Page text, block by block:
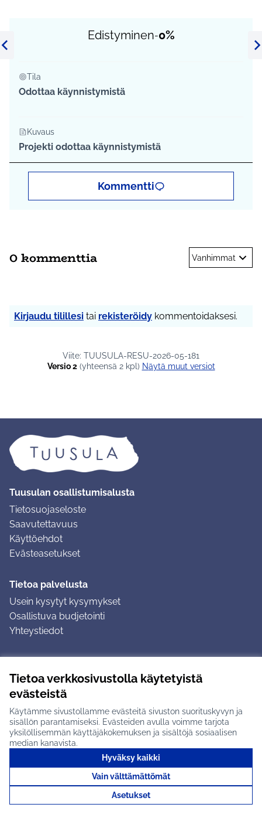
Tietoa verkkosivustolla käytetyistä
evästeistä
Käytämme sivustollamme evästeitä sivuston suorituskyvyn ja
sisällön parantamiseksi. Evästeiden avulla voimme tarjota
yksilöllisemmän käyttäjäkokemuksen ja sisältöjä sosiaalisen
median kanavista.
Hyväksy kaikki
Vain välttämättömät
Asetukset
Edistyminen-0%
Tila
Odottaa käynnistymistä
Kuvaus
Projekti odottaa käynnistymistä
Kommentti
0 kommenttia Vanhimmat
Kirjaudu tilillesi tai rekisteröidy kommentoidaksesi.
Viite: TUUSULA-RESU-2026-05-181
Versio 2(yhteensä 2 kpl) näytä muut versiot
Tuusulan osallistumisalusta
Tietosuojaseloste
Saavutettavuus
Käyttöehdot
Evästeasetukset
Tietoa palvelusta
Usein kysytyt kysymykset
Osallistuva budjetointi
Yhteystiedot
Ohjeet kirjautumiseen
Ohjeet kommentin jättämiseen
Creative Commons -lisenssi
(Ulkoinen linkki)Verkkosivusto luotuvapaan ohjelmiston
Tuusulan osallistumisalusta X-palvelussa
(Ulkoinen linkki)